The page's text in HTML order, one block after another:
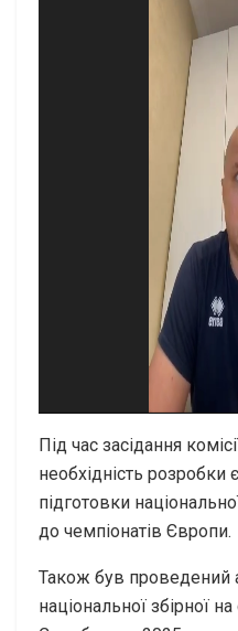
Під час засідання
необхідність розробки
підготовки
до чемпіонатів Європи.
Також був проведений
національної збірної